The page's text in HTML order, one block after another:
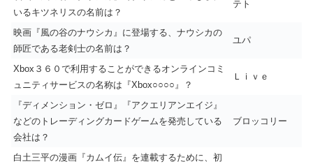
いるキツネリスの名前は？
テト
映画『風の谷のナウシカ』に登場する、ナウシカの
師匠である老剣士の名前は？
ユパ
Xbox３６０で利用することができるオンラインコミ
ュニティサービスの名称は『Xbox○○○○』？
Ｌｉｖｅ
『ディメンション・ゼロ』『アクエリアンエイジ』
などのトレーディングカードゲームを発売している
会社は？
ブロッコリー
白土三平の漫画『カムイ伝』を連載するために、初